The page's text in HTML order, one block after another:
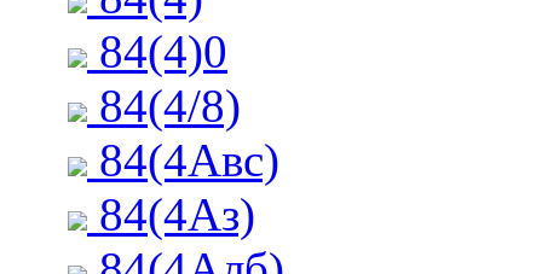
84(4)0
84(4/8)
84(4Авс)
84(4Аз)